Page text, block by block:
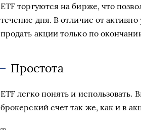
ETF торгуются на бирже, что
течение дня. В отличие от
продать акции только по
Простота
ETF легко понять и использовать.
брокерский счет так же, как и в